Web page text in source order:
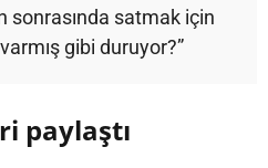
sonrasında satmak için
gibi duruyor?”
paylaştı